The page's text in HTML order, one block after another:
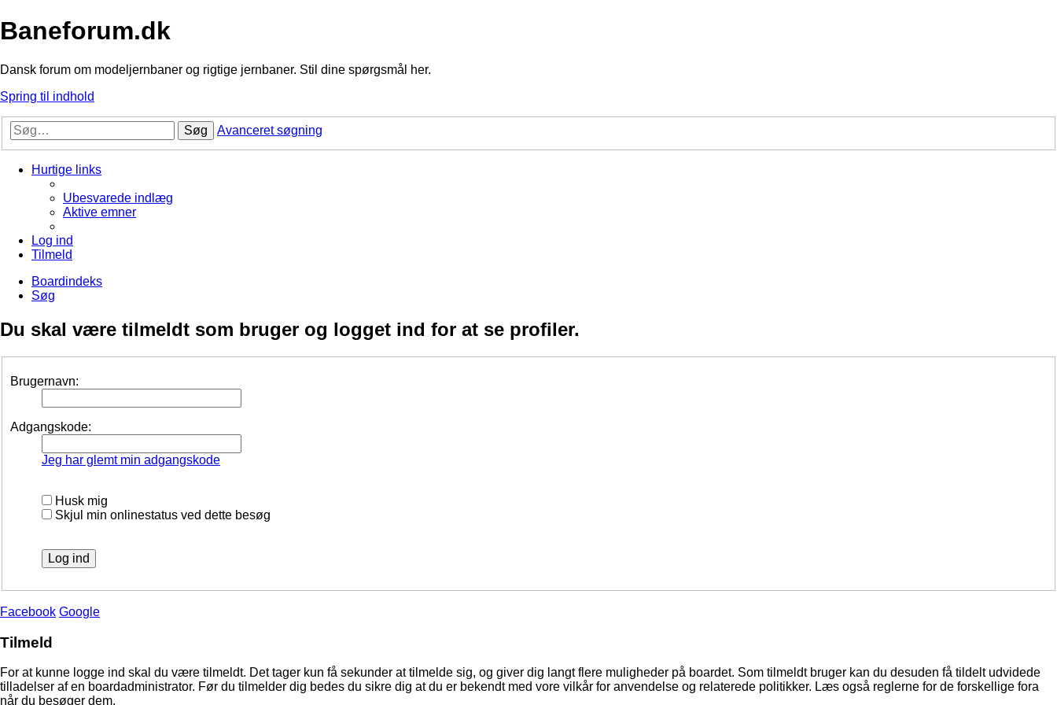
Baneforum.dk
Dansk forum om modeljernbaner og rigtige jernbaner. Stil dine spørgsmål her.
Spring til indhold
Søg Avanceret søgning
Hurtige links
Ubesvarede indlæg
Aktive emner
Log ind
Tilmeld
Boardindeks
Søg
Du skal være tilmeldt som bruger og logget ind for at se profiler.
Brugernavn:
Adgangskode:
Jeg har glemt min adgangskode
Husk mig
Skjul min onlinestatus ved dette besøg
Facebook Google
Tilmeld
For at kunne logge ind skal du være tilmeldt. Det tager kun få sekunder at tilmelde sig, og giver dig langt flere muligheder på boardet. Som tilmeldt bruger kan du desuden få tildelt udvidede
tilladelser af en boardadministrator. Før du tilmelder dig bedes du sikre dig at du er bekendt med vore vilkår for anvendelse og relaterede politikker. Læs også reglerne for de forskellige fora
når du besøger dem.